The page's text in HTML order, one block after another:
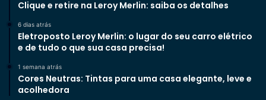
Clique e retire na Leroy Merlin: saiba os detalhes
6 dias atrás
Eletroposto Leroy Merlin: o lugar do seu carro elétrico
e de tudo o que sua casa precisa!
1 semana atrás
Cores Neutras: Tintas para uma casa elegante, leve e
acolhedora